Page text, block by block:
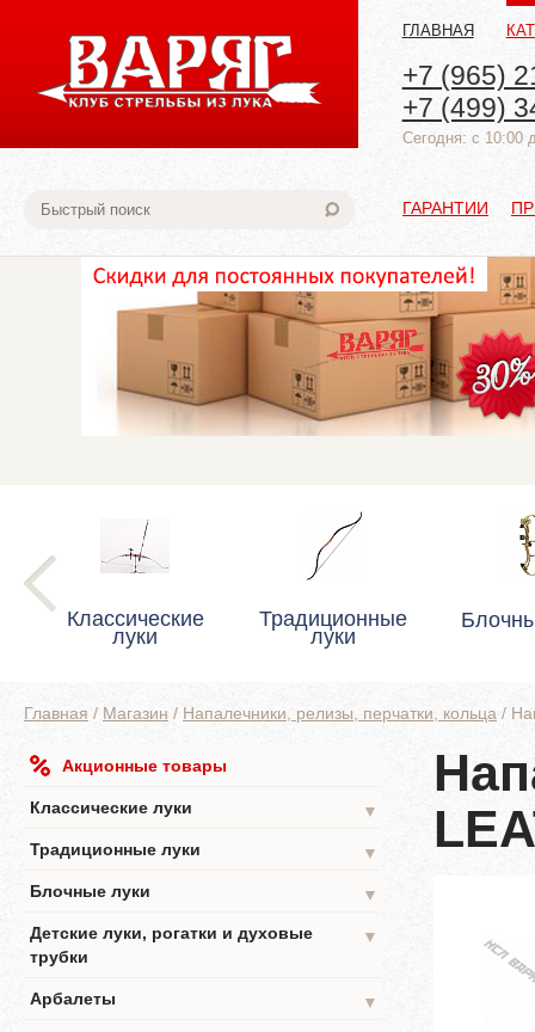
ГЛАВНАЯ
+7 (965)
+7 (499)
Cегодня: с 10:00
ГАРАНТИИ
Классические
луки
Традиционные
луки
Главная / Магазин / Напалечники, релизы, перчатки, кольца /
Акционные товары
Классические луки
▼
Традиционные луки
▼
Блочные луки
▼
Детские луки, рогатки и духовые
трубки
▼
Арбалеты
▼